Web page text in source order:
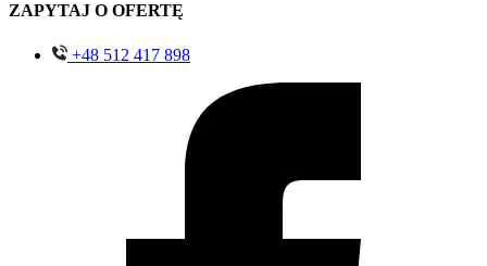
ZAPYTAJ O OFERTĘ
+48 512 417 898